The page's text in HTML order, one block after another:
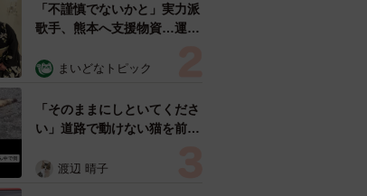
「不謹慎でないかと」実力派
歌手、熊本へ支援物資…運搬
めらい 「痛いほど伝わる」
まいどなトピック
「そのままにしといてくださ
い」道路で動けない猫を前に
ようとした4日間 「命の重
渡辺 晴子